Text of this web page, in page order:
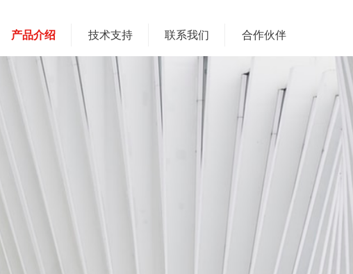
产品介绍 技术支持 联系我们 合作伙伴